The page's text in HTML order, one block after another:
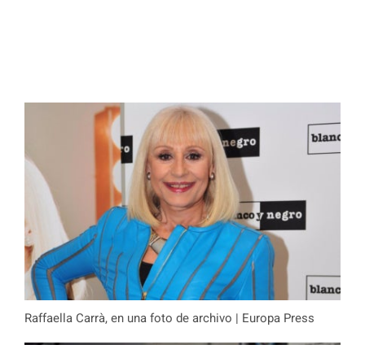
Raffaella Carrà, en una foto de archivo | Europa Press